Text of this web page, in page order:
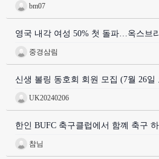
bm07
영국 내각 여성 50% 첫 돌파…옥스브
중경삼림
신생 볼링 동호회 회원 모집 (7월 26일
UK20240206
한인 BUFC 축구클럽에서 함꼐 축구
참님